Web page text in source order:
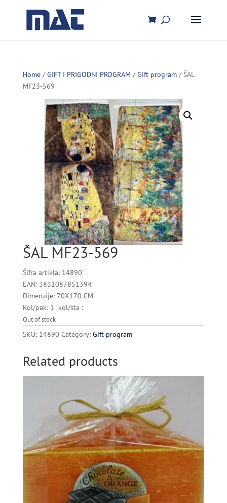
Home/GIFT I PRIGODNI PROGRAM /Gift program/ ŠAL
MF23-569
ŠAL MF23-569
Šifra artikla: 14890
EAN: 3831087851394
Dimenzije: 70X170 CM
Kol/pak: 1 kol/sta :
Out of stock
SKU: 14890 Category: Gift program
Related products